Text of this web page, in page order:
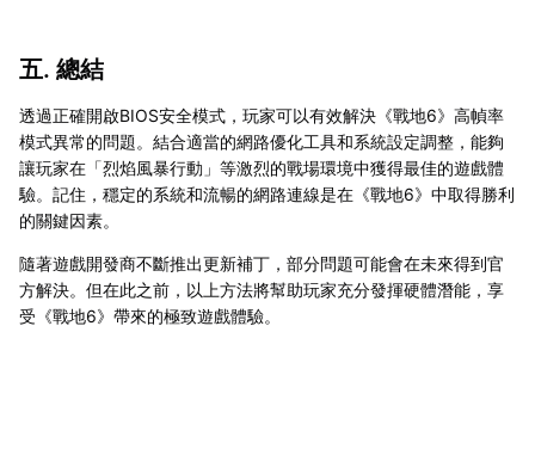
五. 總結
透過正確開啟BIOS安全模式，玩家可以有效解決《戰地6》高幀率
模式異常的問題。結合適當的網路優化工具和系統設定調整，能夠
讓玩家在「烈焰風暴行動」等激烈的戰場環境中獲得最佳的遊戲體
驗。記住，穩定的系統和流暢的網路連線是在《戰地6》中取得勝利
的關鍵因素。
隨著遊戲開發商不斷推出更新補丁，部分問題可能會在未來得到官
方解決。但在此之前，以上方法將幫助玩家充分發揮硬體潛能，享
受《戰地6》帶來的極致遊戲體驗。